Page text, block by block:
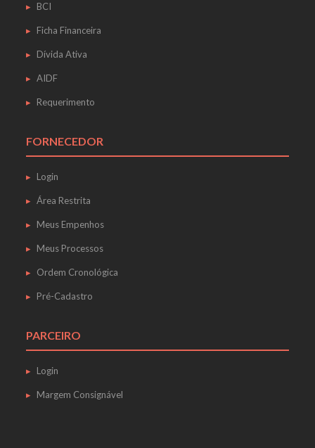
BCI
Ficha Financeira
Dívida Ativa
AIDF
Requerimento
FORNECEDOR
Login
Área Restrita
Meus Empenhos
Meus Processos
Ordem Cronológica
Pré-Cadastro
PARCEIRO
Login
Margem Consignável